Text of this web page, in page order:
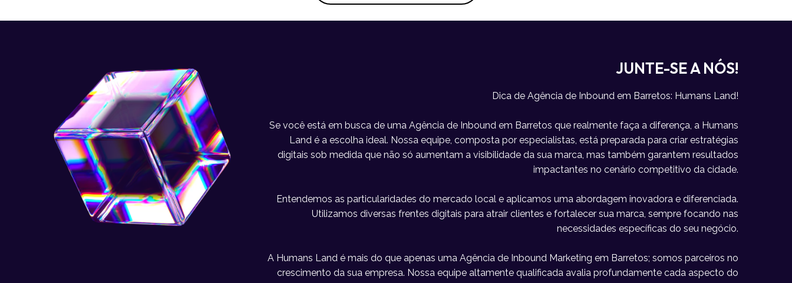
JUNTE-SE A NÓS!
Dica de Agência de Inbound em Barretos: Humans Land!
Se você está em busca de uma Agência de Inbound em Barretos que realmente faça a diferença, a Humans
Land é a escolha ideal. Nossa equipe, composta por especialistas, está preparada para criar estratégias
digitais sob medida que não só aumentam a visibilidade da sua marca, mas também garantem resultados
impactantes no cenário competitivo da cidade.
Entendemos as particularidades do mercado local e aplicamos uma abordagem inovadora e diferenciada.
Utilizamos diversas frentes digitais para atrair clientes e fortalecer sua marca, sempre focando nas
necessidades específicas do seu negócio.
A Humans Land é mais do que apenas uma Agência de Inbound Marketing em Barretos; somos parceiros no
crescimento da sua empresa. Nossa equipe altamente qualificada avalia profundamente cada aspecto do